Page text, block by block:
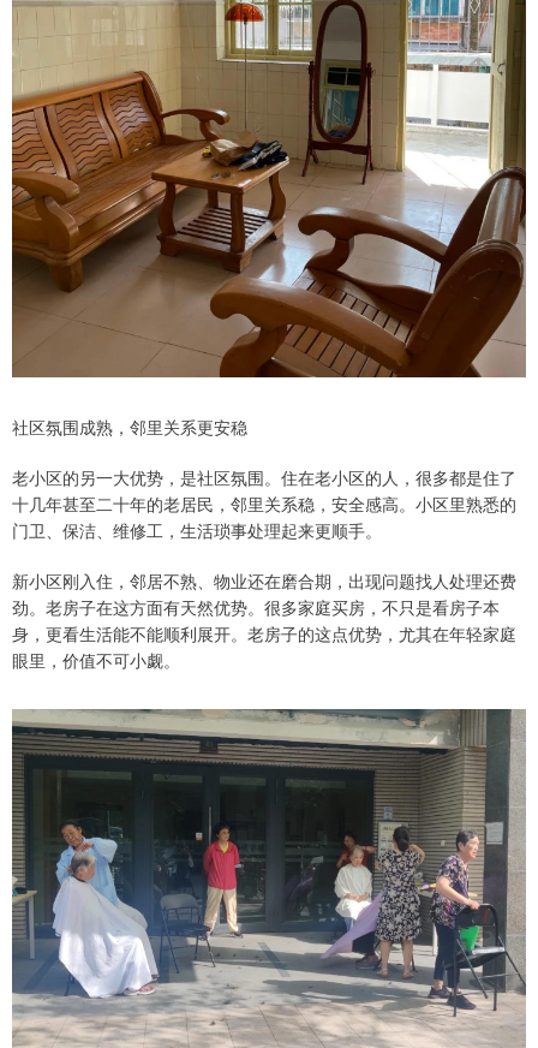
社区氛围成熟，邻里关系更安稳
老小区的另一大优势，是社区氛围。住在老小区的人，很多都是住了
十几年甚至二十年的老居民，邻里关系稳，安全感高。小区里熟悉的
门卫、保洁、维修工，生活琐事处理起来更顺手。
新小区刚入住，邻居不熟、物业还在磨合期，出现问题找人处理还费
劲。老房子在这方面有天然优势。很多家庭买房，不只是看房子本
身，更看生活能不能顺利展开。老房子的这点优势，尤其在年轻家庭
眼里，价值不可小觑。